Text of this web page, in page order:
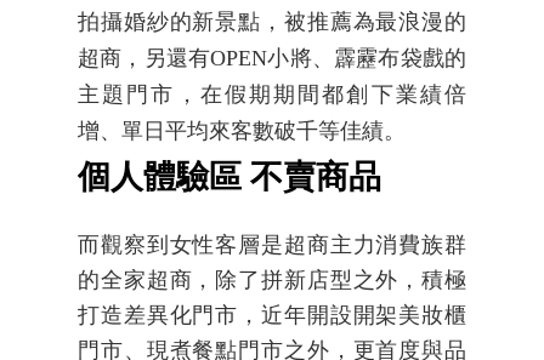
拍攝婚紗的新景點，被推薦為最浪漫的
超商，另還有OPEN小將、霹靂布袋戲的
主題門市，在假期期間都創下業績倍
增、單日平均來客數破千等佳績。
個人體驗區 不賣商品
而觀察到女性客層是超商主力消費族群
的全家超商，除了拼新店型之外，積極
打造差異化門市，近年開設開架美妝櫃
門市、現煮餐點門市之外，更首度與品